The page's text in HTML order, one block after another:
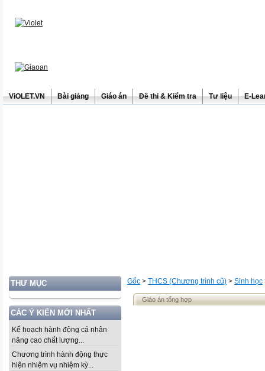
ViOLET.VN Bài giảng Giáo án Đề thi & Kiểm tra Tư liệu E-
THƯ MỤC
CÁC Ý KIẾN MỚI NHẤT
Kế hoạch hành động cá nhân
nâng cao chất lượng...
Chương trình hành động thực
hiện nhiệm vụ nhiệm kỳ...
Gốc > THCS (Chương trình cũ) > Sinh học
Giáo án tổng hợp